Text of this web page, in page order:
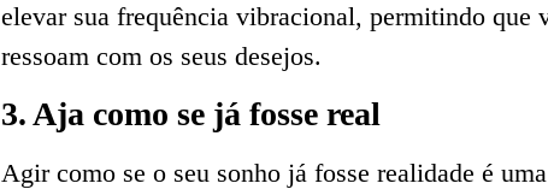
elevar sua frequência vibracional, permitindo que
ressoam com os seus desejos.
3. Aja como se já fosse real
Agir como se o seu sonho já fosse realidade é